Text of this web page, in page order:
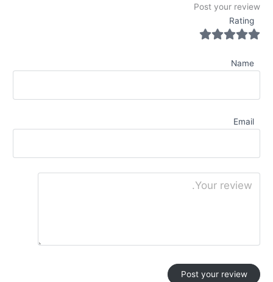
Post your review
Rating
Name
Email